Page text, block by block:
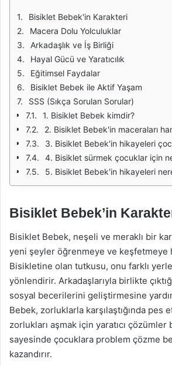
Bisiklet Bebek'in Karakteri
Macera Dolu Yolculuklar
Arkadaşlık ve İş Birliği
Hayal Gücü ve Yaratıcılık
Eğitimsel Faydalar
Bisiklet Bebek ile Aktif Yaşam
SSS (Sıkça Sorulan Sorular)
1. Bisiklet Bebek kimdir?
2. Bisiklet Bebek'in maceraları
3. Bisiklet Bebek'in hikayeleri çocuklara
4. Bisiklet sürmek çocuklar için
5. Bisiklet Bebek'in hikayeleri
Bisiklet Bebek’in
Bisiklet Bebek, neşeli ve meraklı bir
yeni şeyler öğrenmeye ve keşfetmeye
Bisikletine olan tutkusu, onu farklı
yönlendirir. Arkadaşlarıyla birlikte
sosyal becerilerini geliştirmesine
Bebek, zorluklarla karşılaştığında pes
zorlukları aşmak için yaratıcı
sayesinde çocuklara problem çözme
kazandırır.